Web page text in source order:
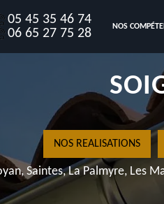
05 45 35 46 74
06 65 27 75 28
NOS
REORTE
NOS REALISATIONS
Saintes, La Palmyre, Les